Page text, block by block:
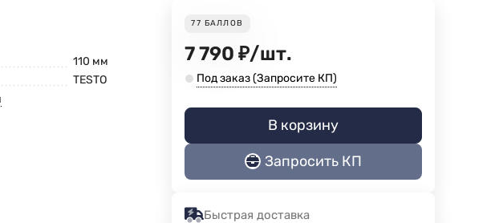
110 мм
TESTO
77 БАЛЛОВ
7 790 ₽/шт.
Под заказ (Запросите КП)
В корзину
Запросить КП
Быстрая доставка